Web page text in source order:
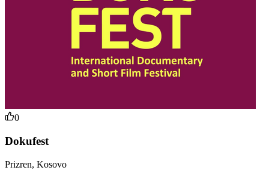
0
Dokufest
Prizren, Kosovo